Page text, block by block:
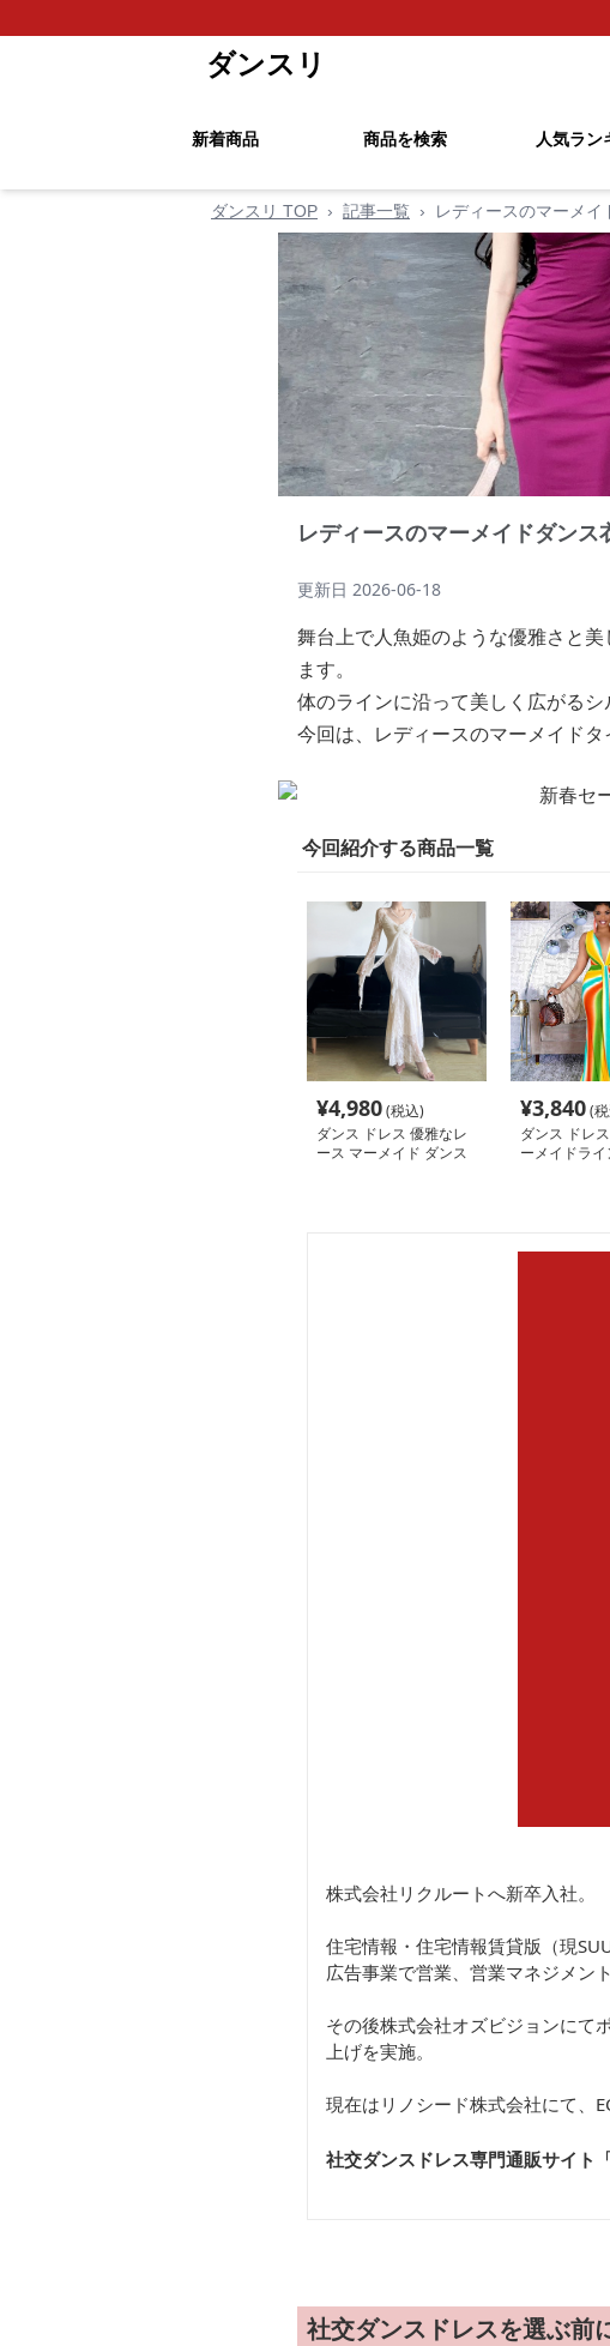
ダンスリ
新着商品 商品を検索 人気ラン
ダンスリ TOP › 記事一覧 › レディースのマーメ
レディースのマーメイドダン
更新日 2026-06-18
舞台上で人魚姫のような優雅さと
ます。
体のラインに沿って美しく広がる
今回は、レディースのマーメイド
今回紹介する商品一覧
¥4,980(税込)
ダンス ドレス 優雅なレ
ース マーメイド ダンス
¥3,840(税
ダンス ドレ
ーメイドラ
株式会社リクルートへ新卒入社。
住宅情報・住宅情報賃貸版（現
広告事業で営業、営業マネジメン
その後株式会社オズビジョンにて
上げを実施。
現在はリノシード株式会社にて、
社交ダンスドレス専門通販サイト
社交ダンスドレスを選ぶ前